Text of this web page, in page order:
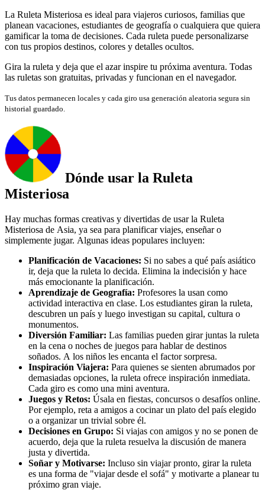
La Ruleta Misteriosa es ideal para viajeros curiosos, familias que
planean vacaciones, estudiantes de geografía o cualquiera que quiera
gamificar la toma de decisiones. Cada ruleta puede personalizarse
con tus propios destinos, colores y detalles ocultos.
Gira la ruleta y deja que el azar inspire tu próxima aventura. Todas
las ruletas son gratuitas, privadas y funcionan en el navegador.
Tus datos permanecen locales y cada giro usa generación aleatoria segura sin
historial guardado.
Dónde usar la Ruleta
Misteriosa
Hay muchas formas creativas y divertidas de usar la Ruleta
Misteriosa de Asia, ya sea para planificar viajes, enseñar o
simplemente jugar. Algunas ideas populares incluyen:
Planificación de Vacaciones: Si no sabes a qué país asiático
ir, deja que la ruleta lo decida. Elimina la indecisión y hace
más emocionante la planificación.
Aprendizaje de Geografía: Profesores la usan como
actividad interactiva en clase. Los estudiantes giran la ruleta,
descubren un país y luego investigan su capital, cultura o
monumentos.
Diversión Familiar: Las familias pueden girar juntas la ruleta
en la cena o noches de juegos para hablar de destinos
soñados. A los niños les encanta el factor sorpresa.
Inspiración Viajera: Para quienes se sienten abrumados por
demasiadas opciones, la ruleta ofrece inspiración inmediata.
Cada giro es como una mini aventura.
Juegos y Retos: Úsala en fiestas, concursos o desafíos online.
Por ejemplo, reta a amigos a cocinar un plato del país elegido
o a organizar un trivial sobre él.
Decisiones en Grupo: Si viajas con amigos y no se ponen de
acuerdo, deja que la ruleta resuelva la discusión de manera
justa y divertida.
Soñar y Motivarse: Incluso sin viajar pronto, girar la ruleta
es una forma de "viajar desde el sofá" y motivarte a planear tu
próximo gran viaje.